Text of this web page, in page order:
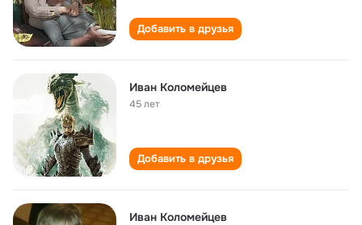
Добавить в друзья
Иван Коломейцев
45 лет
Добавить в друзья
Иван Коломейцев